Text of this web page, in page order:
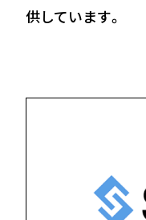
供しています。